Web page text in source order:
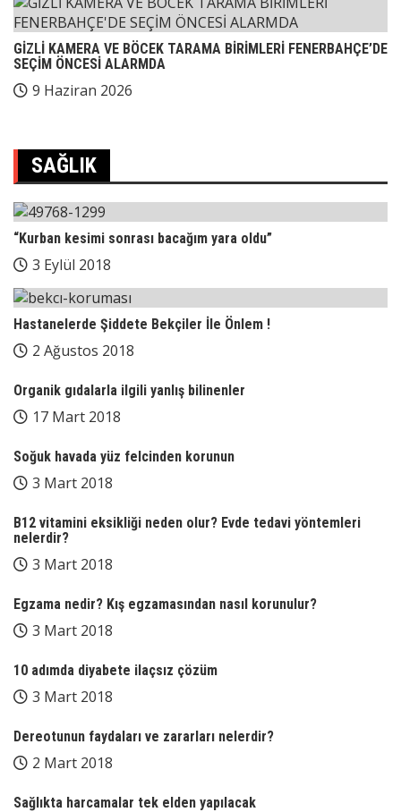
GİZLİ KAMERA VE BÖCEK TARAMA BİRİMLERİ FENERBAHÇE’DE
SEÇİM ÖNCESİ ALARMDA
9 Haziran 2026
SAĞLIK
“Kurban kesimi sonrası bacağım yara oldu”
3 Eylül 2018
Hastanelerde Şiddete Bekçiler İle Önlem !
2 Ağustos 2018
Organik gıdalarla ilgili yanlış bilinenler
17 Mart 2018
Soğuk havada yüz felcinden korunun
3 Mart 2018
B12 vitamini eksikliği neden olur? Evde tedavi yöntemleri
nelerdir?
3 Mart 2018
Egzama nedir? Kış egzamasından nasıl korunulur?
3 Mart 2018
10 adımda diyabete ilaçsız çözüm
3 Mart 2018
Dereotunun faydaları ve zararları nelerdir?
2 Mart 2018
Sağlıkta harcamalar tek elden yapılacak